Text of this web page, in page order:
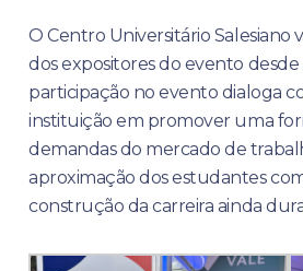
O Centro Universitário
dos expositores do evento
participação no evento dialoga
instituição em promover uma
demandas do mercado de
aproximação dos estudantes
construção da carreira ainda